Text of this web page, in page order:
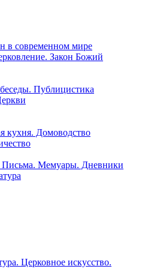
в современном мире
Закон Божий
Публицистика
кухня. Домоводство
Письма. Мемуары. Дневники
Церковное искусство.